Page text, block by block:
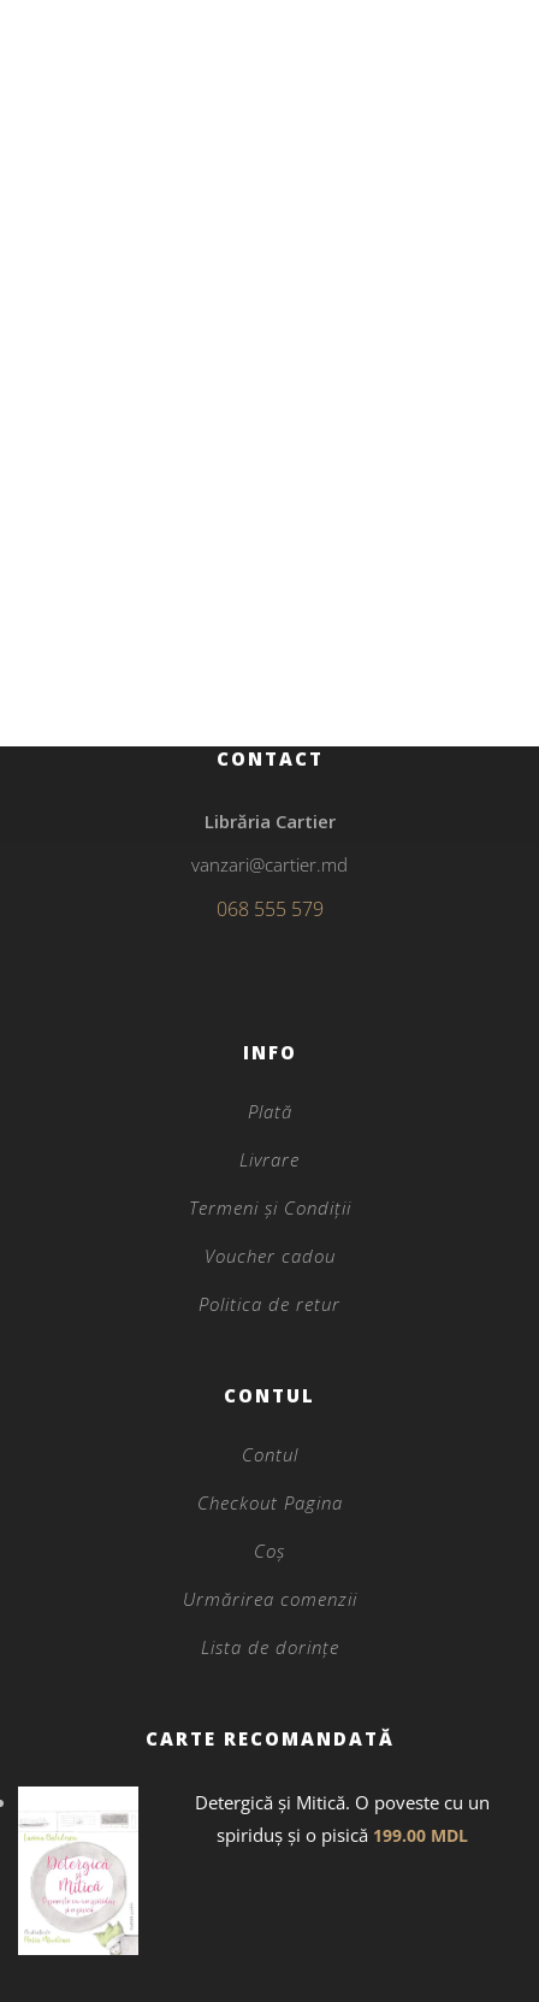
CONTACT
Librăria Cartier
vanzari@cartier.md
068 555 579
INFO
Plată
Livrare
Termeni și Condiții
Voucher cadou
Politica de retur
CONTUL
Contul
Checkout Pagina
Coș
Urmărirea comenzii
Lista de dorințe
CARTE RECOMANDATĂ
Detergică și Mitică. O poveste cu un
spiriduș și o pisică 199.00 MDL